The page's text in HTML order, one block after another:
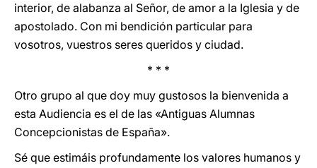
interior, de alabanza al Señor, de amor a la Iglesia y de
apostolado. Con mi bendición particular para
vosotros, vuestros seres queridos y ciudad.
* * *
Otro grupo al que doy muy gustosos la bienvenida a
esta Audiencia es el de las «Antiguas Alumnas
Concepcionistas de España».
Sé que estimáis profundamente los valores humanos y